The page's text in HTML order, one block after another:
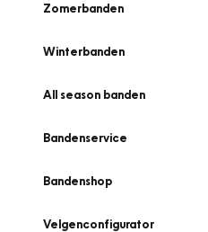
Zomerbanden
Winterbanden
All season banden
Bandenservice
Bandenshop
Velgenconfigurator